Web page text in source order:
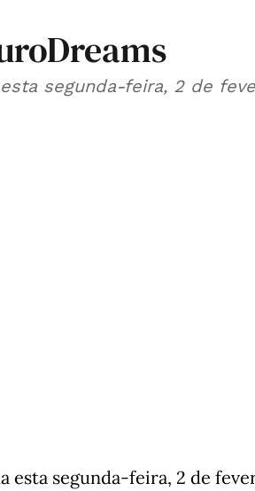
segunda-feira, 2 de
esta segunda-feira, 2 de